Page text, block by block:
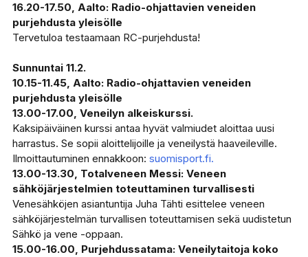
16.20-17.50, Aalto: Radio-ohjattavien veneiden
purjehdusta yleisölle
Tervetuloa testaamaan RC-purjehdusta!
Sunnuntai 11.2.
10.15-11.45, Aalto: Radio-ohjattavien veneiden
purjehdusta yleisölle
13.00-17.00, Veneilyn alkeiskurssi.
Kaksipäiväinen kurssi antaa hyvät valmiudet aloittaa uusi
harrastus. Se sopii aloittelijoille ja veneilystä haaveileville.
Ilmoittautuminen ennakkoon: suomisport.fi.
13.00-13.30, Totalveneen Messi: Veneen
sähköjärjestelmien toteuttaminen turvallisesti
Venesähköjen asiantuntija Juha Tähti esittelee veneen
sähköjärjestelmän turvallisen toteuttamisen sekä uudistetun
Sähkö ja vene -oppaan.
15.00-16.00, Purjehdussatama: Veneilytaitoja koko